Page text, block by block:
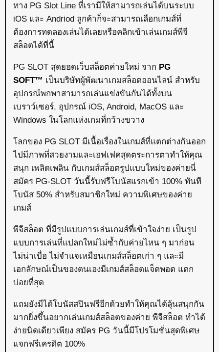
ทาง PG Slot Line ที่เรามีให้สามารถเล่นได้บนระบบ
iOS และ Andriod ลูกค้าก็จะสามารถเลือกเกมส์ที่
ต้องการทดลองเล่นได้เลยหรือคลิกเข้าเล่นเกมส์พีจี
สล็อตได้ที่นี้
PG SLOT สุดยอดเว็บสล็อตค่ายใหม่ จาก PG
SOFT™ เป็นบริษัทผู้พัฒนาเกมสล็อตออนไลน์ สำหรับ
อุปกรณ์พกพาสามารถเล่นแข่งขันกันได้ทั้งบน
เบราว์เซอร์, อุปกรณ์ iOS, Android, MacOS และ
Windows ในโลกแห่งเกมที่กว้างขวาง
โลกของ PG SLOT มีเนื้อเรื่องในเกมส์ที่แตกต่างกันออก
ไปมีภาพที่สวยงามและเอฟเฟคสุดตระการตาทำให้คุณ
สนุก เพลิดเพลิน กับเกมส์สล็อตรูปแบบใหม่ของค่ายนี่
สมัคร PG-SLOT วันนี้รับฟรีโบนัสแรกเข้า 100% ทันที
โบนัส 50% สำหรับสมาชิกใหม่ ความพิเศษของค่าย
เกมส์
พีจีสล็อต ที่มีรูปแบบการเล่นเกมส์ที่เข้าใจง่าย เป็นรูป
แบบการเล่นที่แปลกใหม่ไม่ซ้ำกับค่ายไหน ๆ มาก่อน
ไม่น่าเบื่อ ไม่จำแจเหมือนเกมส์สล็อตเก่า ๆ และมี
เอกลักษณ์เป็นของตนเองมีเกมส์สล็อตแจ็ตพอต แตก
บ่อยที่สุด
แถมยังมีได้โบนัสสปินฟรีอีกด้วยทำให้คุณได้ลุ้นสนุกกัน
มากยิ่งขึ้นอยากเล่นเกมส์สล็อตของค่าย พีจีสล็อต ทำได้
ง่ายนิดเดียวเพียง สมัคร PG วันนี้มีโปรโมชั่นสุดพิเศษ
แจกฟรีเครดิต 100%